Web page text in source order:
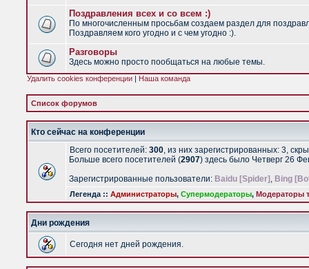
Поздравления всех и со всем :)
По многочисленным просьбам создаем раздел для
Поздравляем кого угодно и с чем угодно :).
Разговоры
Здесь можно просто пообщаться на любые темы.
Удалить cookies конференции | Наша команда
Список форумов
Кто сейчас на конференции
Всего посетителей: 300, из них зарегистрированных: 3,
Больше всего посетителей (2907) здесь было Четверг 26
Зарегистрированные пользователи: Baidu [Spider] , Bing
Легенда :: Администраторы, Супермодераторы, Модераторы
Дни рождения
Сегодня нет дней рождения.